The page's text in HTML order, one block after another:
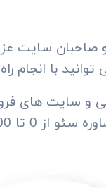
صاحبان سایت
با انجام
و سایت های
تیم ما بهره مند شوید.